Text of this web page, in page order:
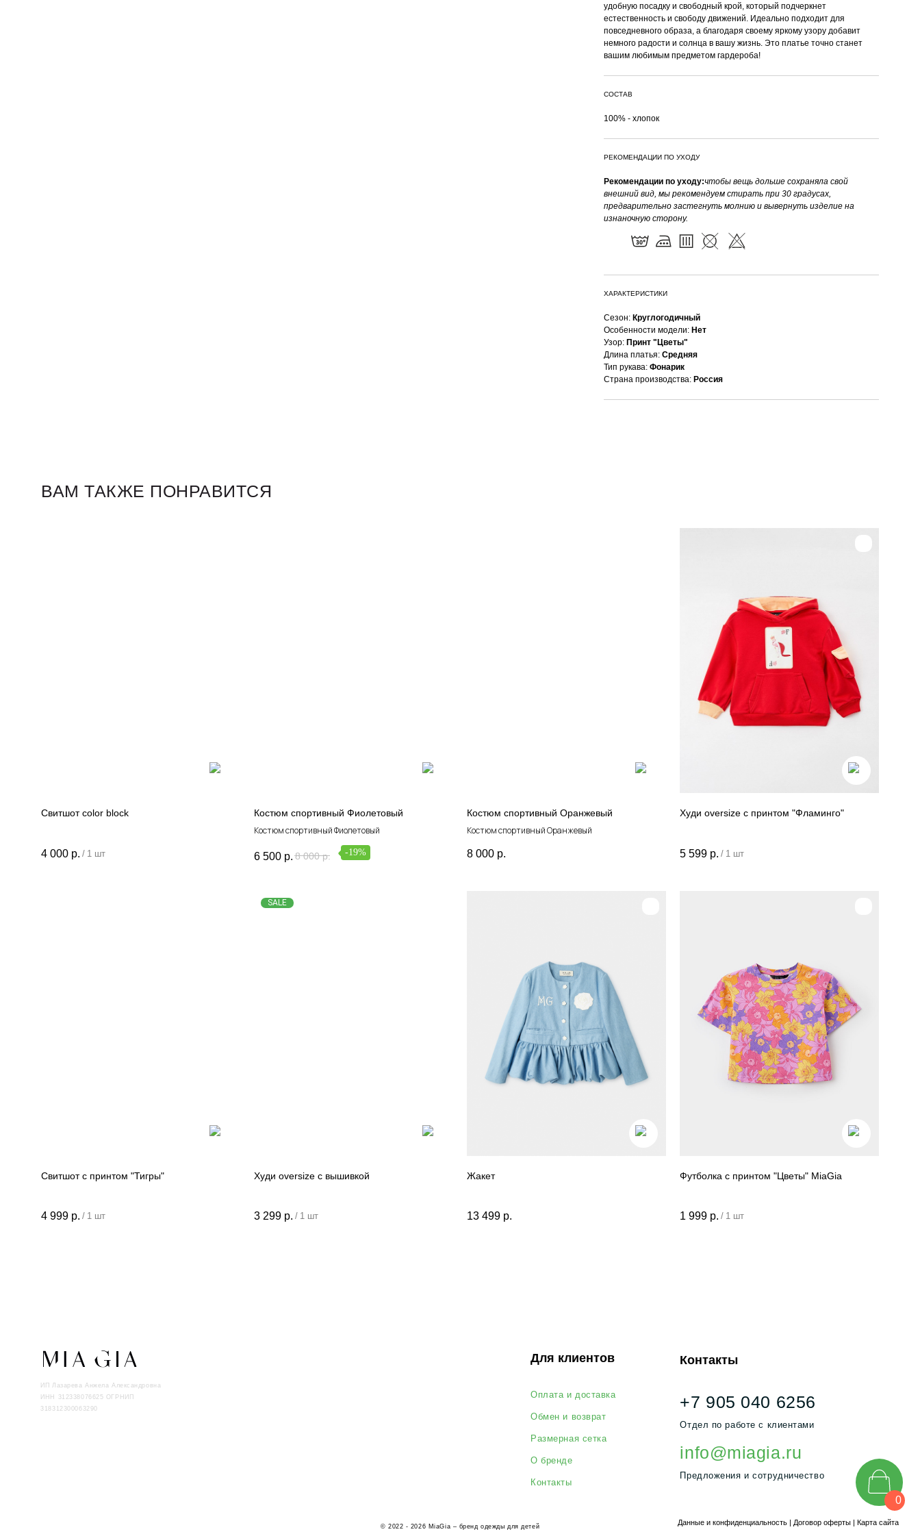
удобную посадку и свободный крой, который подчеркнет
естественность и свободу движений. Идеально подходит для
повседневного образа, а благодаря своему яркому узору добавит
немного радости и солнца в вашу жизнь. Это платье точно станет
вашим любимым предметом гардероба!
СОСТАВ
100% - хлопок
РЕКОМЕНДАЦИИ ПО УХОДУ
Рекомендации по уходу:чтобы вещь дольше сохраняла свой
внешний вид, мы рекомендуем стирать при 30 градусах,
предварительно застегнуть молнию и вывернуть изделие на
изнаночную сторону.
ХАРАКТЕРИСТИКИ
Сезон: Круглогодичный
Особенности модели: Нет
Узор: Принт "Цветы"
Длина платья: Средняя
Тип рукава: Фонарик
Страна производства: Россия
ВАМ ТАКЖЕ ПОНРАВИТСЯ
Свитшот color block
4 000 р. / 1 шт
Костюм спортивный Фиолетовый
Костюм спортивный Фиолетовый
6 500 р. 8 000 р. -19%
Костюм спортивный Оранжевый
Костюм спортивный Оранжевый
8 000 р.
Худи oversize с принтом "Фламинго"
5 599 р. / 1 шт
Свитшот с принтом "Тигры"
4 999 р. / 1 шт
SALE
Худи oversize с вышивкой
3 299 р. / 1 шт
Жакет
13 499 р.
Футболка с принтом "Цветы" MiaGia
1 999 р. / 1 шт
Для клиентов
Оплата и доставка +7 905 040 6256
ИНН 312338076625 ОГРНИП
0